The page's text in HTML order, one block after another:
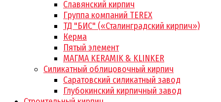
Славянский кирпич
Группа компаний TEREX
ТД "БИС" («Сталинградский кирпич»)
Керма
Пятый элемент
МАГМА KERAMIK & KLINKER
Силикатный облицовочный кирпич
Саратовский силикатный завод
Глубокинский кирпичный завод